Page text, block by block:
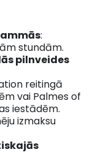
:
stundām.
pilnveides
reitingā
vai Palmes of
iestādēm.
izmaksu